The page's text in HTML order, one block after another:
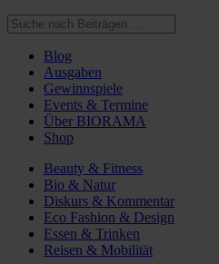
Blog
Ausgaben
Gewinnspiele
Events & Termine
Über BIORAMA
Shop
Beauty & Fitness
Bio & Natur
Diskurs & Kommentar
Eco Fashion & Design
Essen & Trinken
Reisen & Mobilität